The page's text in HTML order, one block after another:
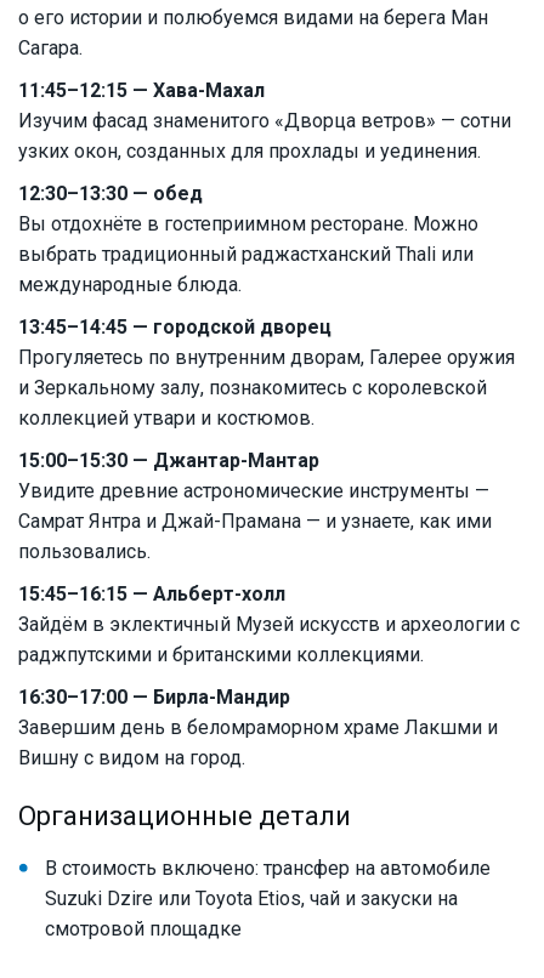
о его истории и полюбуемся видами на берега Ман
Сагара.
11:45–12:15 — Хава-Махал
Изучим фасад знаменитого «Дворца ветров» — сотни
узких окон, созданных для прохлады и уединения.
12:30–13:30 — обед
Вы отдохнёте в гостеприимном ресторане. Можно
выбрать традиционный раджастханский Thali или
международные блюда.
13:45–14:45 — городской дворец
Прогуляетесь по внутренним дворам, Галерее оружия
и Зеркальному залу, познакомитесь с королевской
коллекцией утвари и костюмов.
15:00–15:30 — Джантар-Мантар
Увидите древние астрономические инструменты —
Самрат Янтра и Джай-Прамана — и узнаете, как ими
пользовались.
15:45–16:15 — Альберт-холл
Зайдём в эклектичный Музей искусств и археологии с
раджпутскими и британскими коллекциями.
16:30–17:00 — Бирла-Мандир
Завершим день в беломраморном храме Лакшми и
Вишну с видом на город.
Организационные детали
В стоимость включено: трансфер на автомобиле
Suzuki Dzire или Toyota Etios, чай и закуски на
смотровой площадке